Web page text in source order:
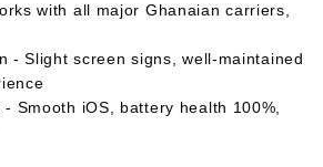
with all major Ghanaian carriers,
- Slight screen signs, well-maintained
Smooth iOS, battery health 100%,